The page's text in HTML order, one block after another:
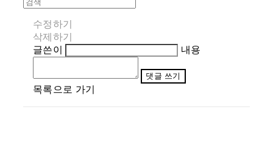
수정하기
삭제하기
글쓴이
내용
댓글 쓰기
목록으로 가기